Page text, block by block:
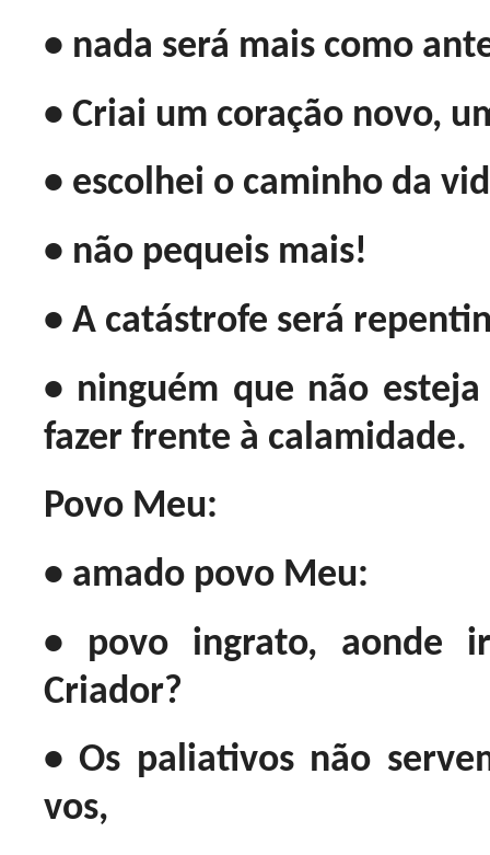
• nada será mais como
• Criai um coração novo,
• escolhei o caminho da
• não pequeis mais!
• A catástrofe será
• ninguém que não
fazer frente à calamidade.
Povo Meu:
• amado povo Meu:
• povo ingrato, aonde
Criador?
• Os paliativos não
vos,